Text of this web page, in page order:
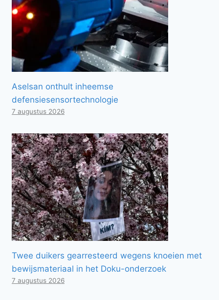
Aselsan onthult inheemse
defensiesensortechnologie
7 augustus 2026
Twee duikers gearresteerd wegens knoeien met
bewijsmateriaal in het Doku-onderzoek
7 augustus 2026